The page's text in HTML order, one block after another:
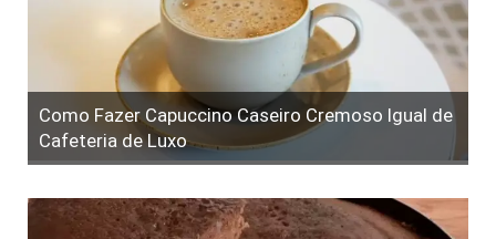
Como Fazer Capuccino Caseiro Cremoso Igual de
Cafeteria de Luxo